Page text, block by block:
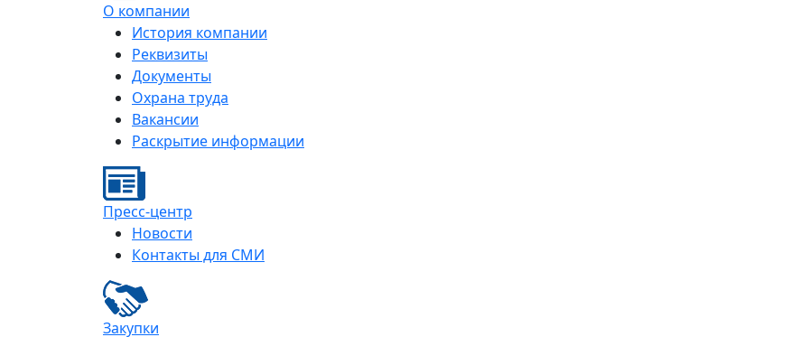
О компании
История компании
Реквизиты
Документы
Охрана труда
Вакансии
Раскрытие информации
Пресс-центр
Новости
Контакты для СМИ
Закупки